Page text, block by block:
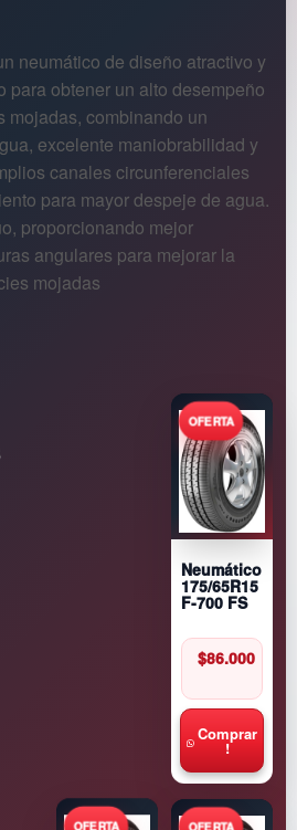
neumático de diseño atractivo y
para obtener un alto desempeño
mojadas, combinando un
excelente maniobrabilidad y
canales circunferenciales
para mayor despeje de agua.
proporcionando mejor
angulares para mejorar la
mojadas
Neumático
175/65R15
F-700 FS
$86.000
Comprar
!